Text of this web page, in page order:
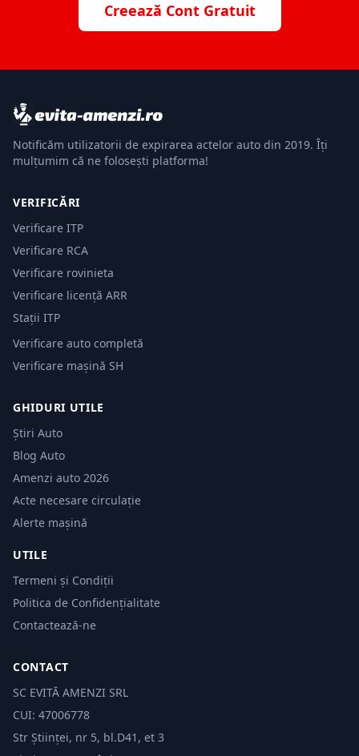
Creează Cont Gratuit
Notificăm utilizatorii de expirarea actelor auto din 2019. Îți
mulțumim că ne folosești platforma!
VERIFICĂRI
Verificare ITP
Verificare RCA
Verificare rovinieta
Verificare licență ARR
Stații ITP
Verificare auto completă
Verificare mașină SH
GHIDURI UTILE
Știri Auto
Blog Auto
Amenzi auto 2026
Acte necesare circulație
Alerte mașină
UTILE
Termeni și Condiții
Politica de Confidențialitate
Contactează-ne
CONTACT
SC EVITĂ AMENZI SRL
CUI: 47006778
Str Științei, nr 5, bl.D41, et 3